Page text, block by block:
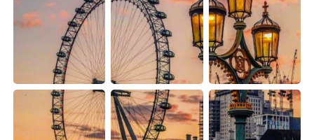
العربية Français
Deutsch 日本語
한국어 Русский
ไทย Indonesia